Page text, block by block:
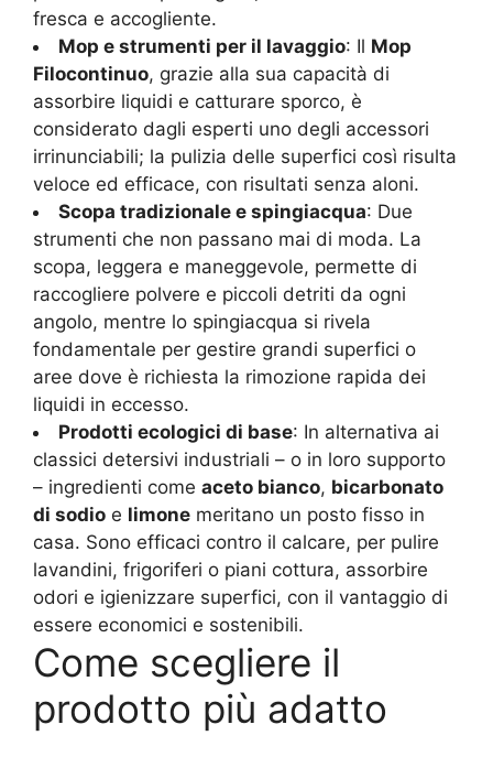
fresca e accogliente.
Mop e strumenti per il lavaggio: Il Mop
Filocontinuo, grazie alla sua capacità di
assorbire liquidi e catturare sporco, è
considerato dagli esperti uno degli accessori
irrinunciabili; la pulizia delle superfici così risulta
veloce ed efficace, con risultati senza aloni.
Scopa tradizionale e spingiacqua: Due
strumenti che non passano mai di moda. La
scopa, leggera e maneggevole, permette di
raccogliere polvere e piccoli detriti da ogni
angolo, mentre lo spingiacqua si rivela
fondamentale per gestire grandi superfici o
aree dove è richiesta la rimozione rapida dei
liquidi in eccesso.
Prodotti ecologici di base: In alternativa ai
classici detersivi industriali – o in loro supporto
– ingredienti come aceto bianco, bicarbonato
di sodio e limone meritano un posto fisso in
casa. Sono efficaci contro il calcare, per pulire
lavandini, frigoriferi o piani cottura, assorbire
odori e igienizzare superfici, con il vantaggio di
essere economici e sostenibili.
Come scegliere il
prodotto più adatto